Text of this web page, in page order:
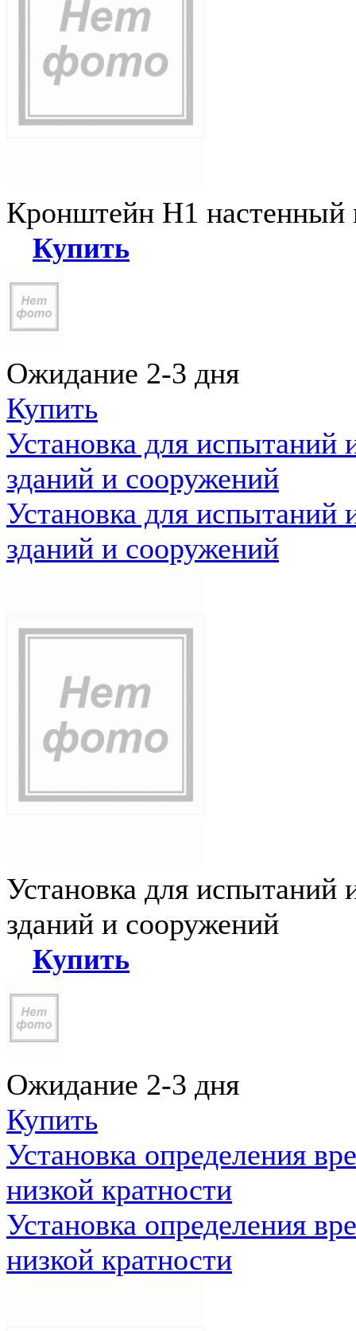
Кронштейн Н1
Купить
Ожидание 2-3 дня
Купить
Установка для испытаний
зданий и сооружений
Установка для испытаний
зданий и сооружений
Установка для испытаний
зданий и сооружений
Купить
Ожидание 2-3 дня
Купить
Установка определения
низкой кратности
Установка определения
низкой кратности